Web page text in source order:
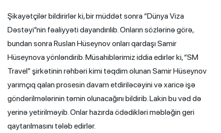
Şikayətçilər bildirirlər ki, bir müddət sonra “Dünya Viza
Dəstəyi”nin fəaliyyəti dayandırılıb. Onların sözlərinə görə,
bundan sonra Ruslan Hüseynov onları qardaşı Samir
Hüseynova yönləndirib. Müsahiblərimiz iddia edirlər ki, “SM
Travel” şirkətinin rəhbəri kimi təqdim olunan Samir Hüseynov
yarımçıq qalan prosesin davam etdiriləcəyini və xaricə işə
göndərilmələrinin təmin olunacağını bildirib. Lakin bu vəd də
yerinə yetirilməyib. Onlar hazırda ödədikləri məbləğin geri
qaytarılmasını tələb edirlər.